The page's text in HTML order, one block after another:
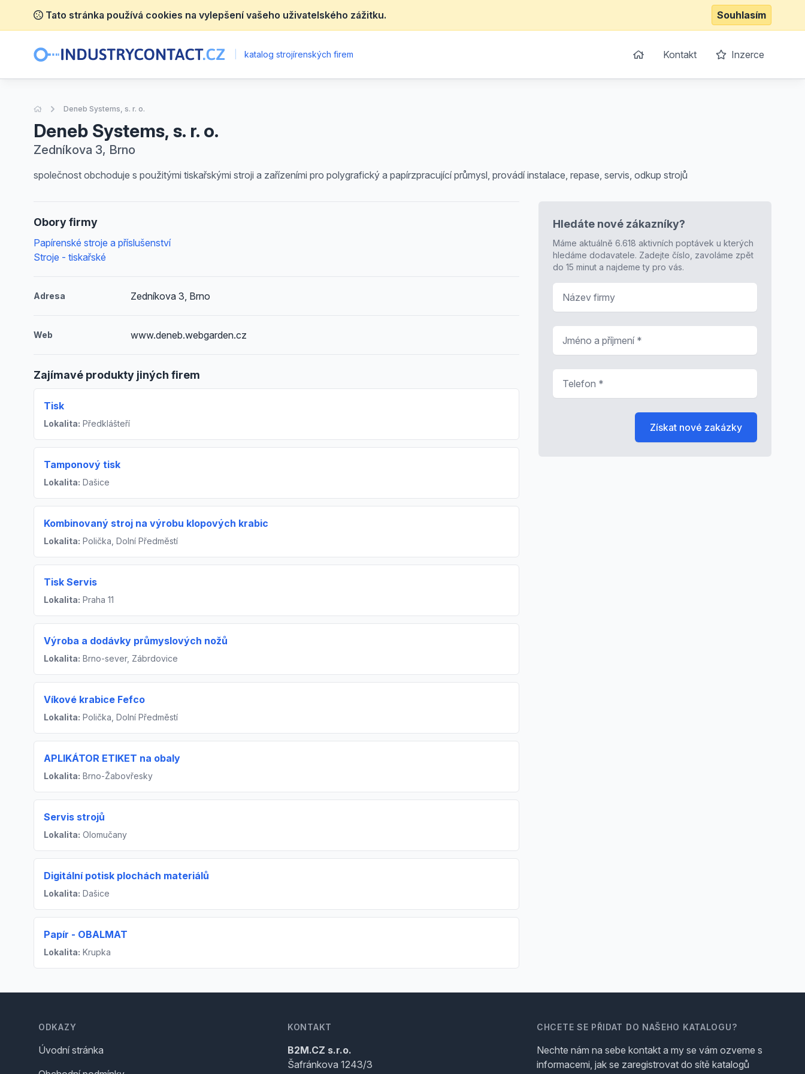
Tato stránka používá cookies na vylepšení vašeho uživatelského zážitku. Souhlasím
katalog strojírenských firem Kontakt Inzerce
Úvodní stránka
Deneb Systems, s. r. o.
Deneb Systems, s. r. o.
Zedníkova 3, Brno
společnost obchoduje s použitými tiskařskými stroji a zařízeními pro polygrafický a papírzpracující průmysl, provádí instalace, repase, servis, odkup strojů
Obory firmy
Papírenské stroje a příslušenství
Stroje - tiskařské
Adresa Zedníkova 3, Brno
Web www.deneb.webgarden.cz
Zajímavé produkty jiných firem
Tisk
Lokalita: Předklášteří
Tamponový tisk
Lokalita: Dašice
Kombinovaný stroj na výrobu klopových krabic
Lokalita: Polička, Dolní Předměstí
Tisk Servis
Lokalita: Praha 11
Výroba a dodávky průmyslových nožů
Lokalita: Brno-sever, Zábrdovice
Víkové krabice Fefco
Lokalita: Polička, Dolní Předměstí
APLIKÁTOR ETIKET na obaly
Lokalita: Brno-Žabovřesky
Servis strojů
Lokalita: Olomučany
Digitální potisk plochách materiálů
Lokalita: Dašice
Papír - OBALMAT
Lokalita: Krupka
Hledáte nové zákazníky?
Máme aktuálně 6.618 aktivních poptávek u kterých
hledáme dodavatele. Zadejte číslo, zavoláme zpět
do 15 minut a najdeme ty pro vás.
Získat nové zakázky
ODKAZY
Úvodní stránka
KONTAKT
B2M.CZ s.r.o.
Šafránkova 1243/3
CHCETE SE PŘIDAT DO NAŠEHO KATALOGU?
Nechte nám na sebe kontakt a my se vám ozveme s
informacemi, jak se zaregistrovat do sítě katalogů